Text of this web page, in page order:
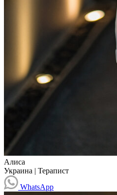
Алиса
Украина | Терапист
WhatsApp